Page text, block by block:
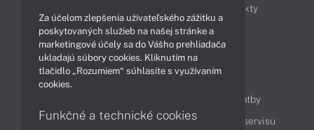
Produkty
Technológie
Videá
Obsah
Možnosti doručenia a platby
Podpora a servis
Servisné služby Cenník servisu
Za účelom zlepšenia užívateľského zážitku a
poskytovaných služieb na našej stránke a
marketingové účely sa do Vášho prehliadača
ukladajú súbory cookies. Kliknutím na
tlačidlo „Rozumiem“ súhlasíte s využívaním
cookies.
Funkčné a technické cookies